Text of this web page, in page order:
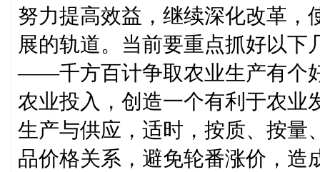
努力提高效益，继续深化改革，
展的轨道。当前要重点抓好以下
——千方百计争取农业生产有个
农业投入，创造一个有利于农业
生产与供应，适时，按质、按量
品价格关系，避免轮番涨价，造